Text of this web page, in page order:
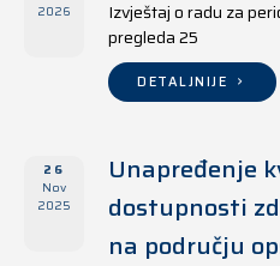
2026
Izvještaj o radu za
pregleda 25
DETALJNIJE
26
Nov
2025
Unapređenje
dostupnosti
na području